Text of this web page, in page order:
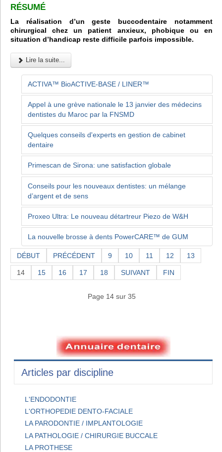
RÉSUMÉ
La réalisation d’un geste buccodentaire notamment
chirurgical chez un patient anxieux, phobique ou en
situation d’handicap reste difficile parfois impossible.
Lire la suite...
ACTIVA™ BioACTIVE-BASE / LINER™
Appel à une grève nationale le 13 janvier des médecins
dentistes du Maroc par la FNSMD
Quelques conseils d'experts en gestion de cabinet
dentaire
Primescan de Sirona: une satisfaction globale
Conseils pour les nouveaux dentistes: un mélange
d’argent et de sens
Proxeo Ultra: Le nouveau détartreur Piezo de W&H
La nouvelle brosse à dents PowerCARE™ de GUM
DÉBUT PRÉCÉDENT 9 10 11 12 13
14 15 16 17 18 SUIVANT FIN
Page 14 sur 35
Articles par discipline
L'ENDODONTIE
L'ORTHOPEDIE DENTO-FACIALE
LA PARODONTIE / IMPLANTOLOGIE
LA PATHOLOGIE / CHIRURGIE BUCCALE
LA PROTHESE